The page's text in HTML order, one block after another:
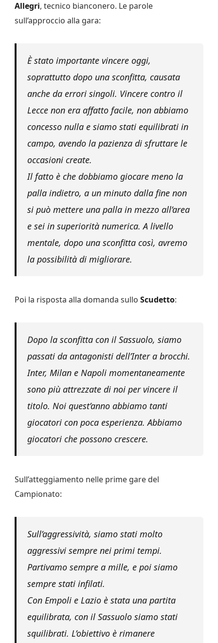
Allegri, tecnico bianconero. Le parole
sull’approccio alla gara:
È stato importante vincere oggi,
soprattutto dopo una sconfitta, causata
anche da errori singoli. Vincere contro il
Lecce non era affatto facile, non abbiamo
concesso nulla e siamo stati equilibrati in
campo, avendo la pazienza di sfruttare le
occasioni create.
Il fatto è che dobbiamo giocare meno la
palla indietro, a un minuto dalla fine non
si può mettere una palla in mezzo all’area
e sei in superiorità numerica. A livello
mentale, dopo una sconfitta così, avremo
la possibilità di migliorare.
Poi la risposta alla domanda sullo Scudetto:
Dopo la sconfitta con il Sassuolo, siamo
passati da antagonisti dell’Inter a brocchi.
Inter, Milan e Napoli momentaneamente
sono più attrezzate di noi per vincere il
titolo. Noi quest’anno abbiamo tanti
giocatori con poca esperienza. Abbiamo
giocatori che possono crescere.
Sull’atteggiamento nelle prime gare del
Campionato:
Sull’aggressività, siamo stati molto
aggressivi sempre nei primi tempi.
Partivamo sempre a mille, e poi siamo
sempre stati infilati.
Con Empoli e Lazio è stata una partita
equilibrata, con il Sassuolo siamo stati
squilibrati. L’obiettivo è rimanere